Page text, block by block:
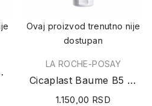
200ml
Ovaj proizvod trenutno nije
dostupan
LA ROCHE-POSAY
Cicaplast Baume B5 40ml
1.150,00 RSD